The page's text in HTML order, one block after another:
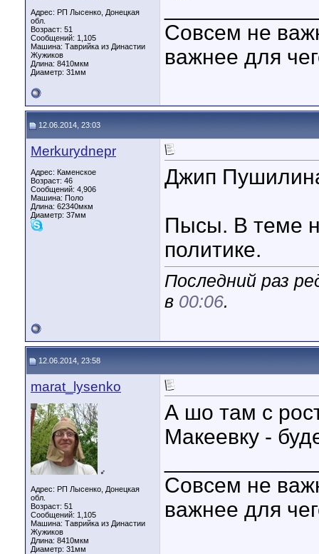
Адрес: РП Лысенко, Донецкая
обл.
Возраст: 51
Сообщений: 1,105
Машина: Таврийка из Династии
Жужиков
Длина: 8410мкм
Диаметр: 31мм
Совсем не
важнее для
12.06.2014, 23:03
Merkurydnepr
Адрес: Каменское
Возраст: 46
Сообщений: 4,906
Машина: Поло
Длина: 62340мкм
Диаметр: 37мм
Джип
Пысы. В теме
политике.
Последний раз
в 00:06.
12.06.2014, 23:58
marat_lysenko
♂
Адрес: РП Лысенко, Донецкая
обл.
Возраст: 51
Сообщений: 1,105
Машина: Таврийка из Династии
Жужиков
Длина: 8410мкм
Диаметр: 31мм
А шо там с
Макеевку -
Совсем не
важнее для